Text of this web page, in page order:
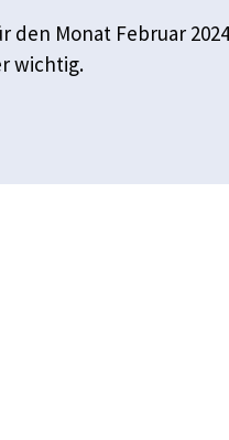
Monat Februar
wichtig.